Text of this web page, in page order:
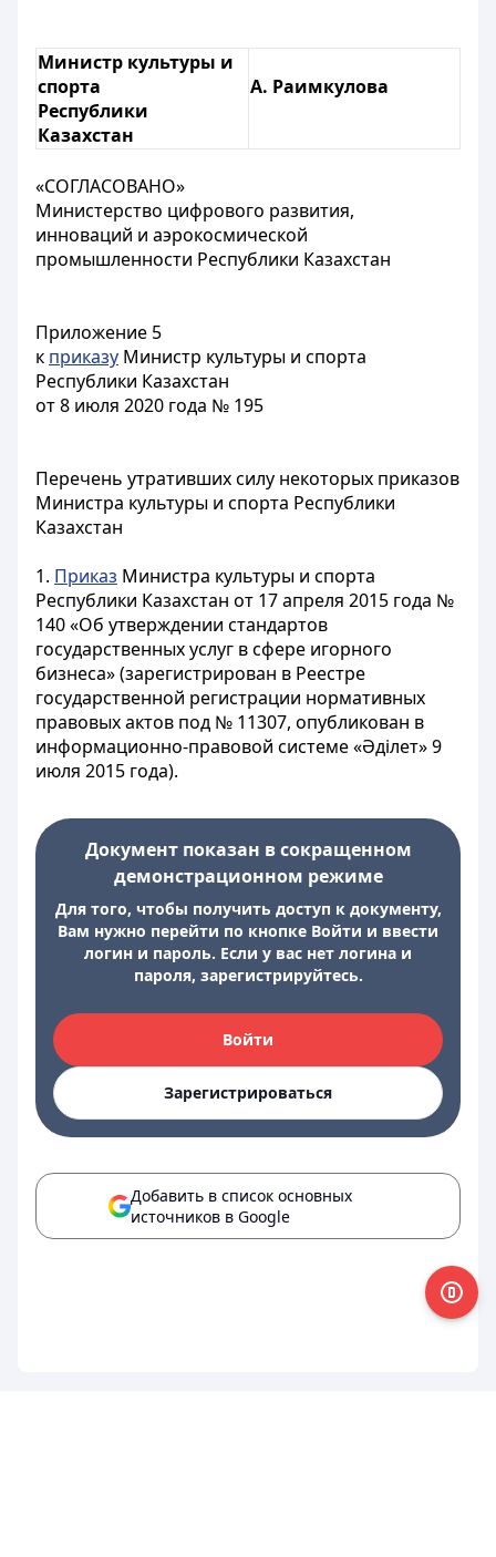
Министр культуры и
спорта
Республики
Казахстан
А. Раимкулова
«СОГЛАСОВАНО»
Министерство цифрового развития,
инноваций и аэрокосмической
промышленности Республики Казахстан
Приложение 5
к приказу Министр культуры и спорта
Республики Казахстан
от 8 июля 2020 года № 195
Перечень утративших силу некоторых приказов
Министра культуры и спорта Республики
Казахстан
1. Приказ Министра культуры и спорта
Республики Казахстан от 17 апреля 2015 года №
140 «Об утверждении стандартов
государственных услуг в сфере игорного
бизнеса» (зарегистрирован в Реестре
государственной регистрации нормативных
правовых актов под № 11307, опубликован в
информационно-правовой системе «Әділет» 9
июля 2015 года).
Документ показан в сокращенном
демонстрационном режиме
Для того, чтобы получить доступ к документу,
Вам нужно перейти по кнопке Войти и ввести
логин и пароль. Если у вас нет логина и
пароля, зарегистрируйтесь.
Войти
Зарегистрироваться
Добавить в список основных
источников в Google